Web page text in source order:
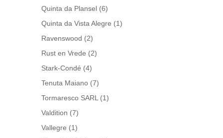
Quinta da Plansel (6)
Quinta da Vista Alegre (1)
Ravenswood (2)
Rust en Vrede (2)
Stark-Condé (4)
Tenuta Maiano (7)
Tormaresco SARL (1)
Valdition (7)
Vallegre (1)